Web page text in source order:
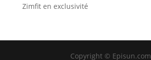
Zimfit en exclusivité
Copyright © Episun.com